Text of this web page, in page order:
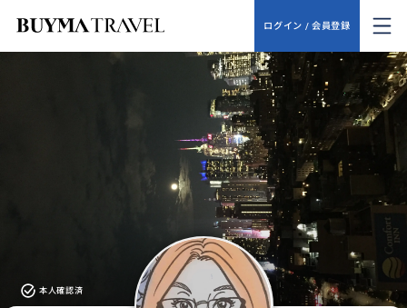
ログイン / 会員登録
本人確認済